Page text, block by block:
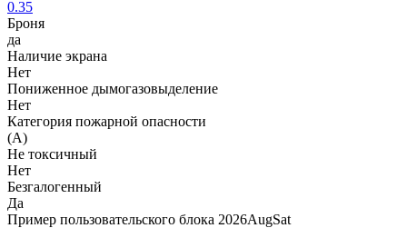
0.35
Броня
да
Наличие экрана
Нет
Пониженное дымогазовыделение
Нет
Категория пожарной опасности
(A)
Не токсичный
Нет
Безгалогенный
Да
Пример пользовательского блока 2026AugSat